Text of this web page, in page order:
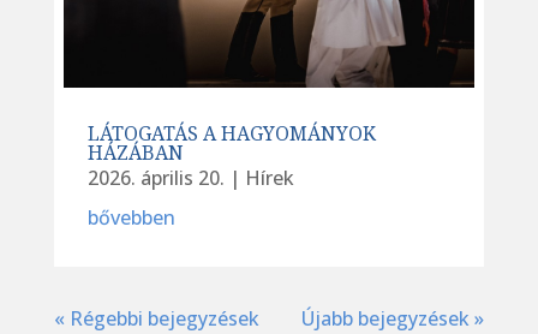
LÁTOGATÁS A HAGYOMÁNYOK
HÁZÁBAN
2026. április 20. | Hírek
bővebben
« Régebbi bejegyzések Újabb bejegyzések »